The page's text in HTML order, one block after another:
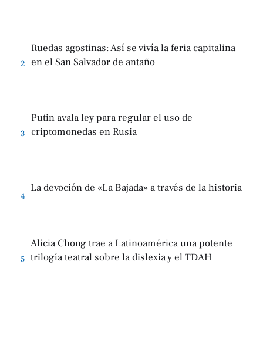
2
Ruedas agostinas: Así se vivía la feria capitalina
en el San Salvador de antaño
3
Putin avala ley para regular el uso de
criptomonedas en Rusia
4
La devoción de «La Bajada» a través de la historia
5
Alicia Chong trae a Latinoamérica una potente
trilogía teatral sobre la dislexia y el TDAH